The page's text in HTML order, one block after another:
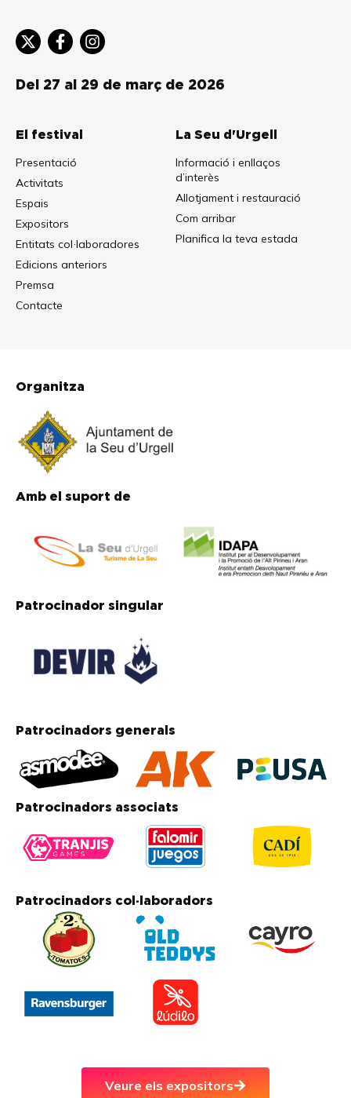
Del 27 al 29 de març de 2026
El festival
Presentació
Activitats
Espais
Expositors
Entitats col·laboradores
Edicions anteriors
Premsa
Contacte
La Seu d'Urgell
Informació i enllaços
d’interès
Allotjament i restauració
Com arribar
Planifica la teva estada
Organitza
Amb el suport de
Patrocinador singular
Patrocinadors generals
Patrocinadors associats
Patrocinadors col·laboradors
Veure els expositors